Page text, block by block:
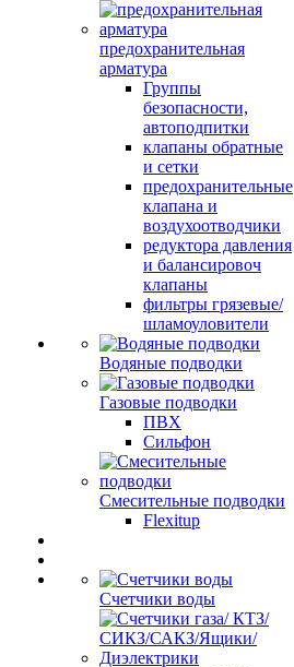
предохранительная
арматура
Группы
безопасности,
автоподпитки
клапаны обратные
и сетки
предохранительные
клапана и
воздухоотводчики
редуктора давления
и балансировоч
клапаны
фильтры грязевые/
шламоуловители
Водяные подводки
Газовые подводки
ПВХ
Сильфон
Смесительные подводки
Flexitup
Счетчики воды